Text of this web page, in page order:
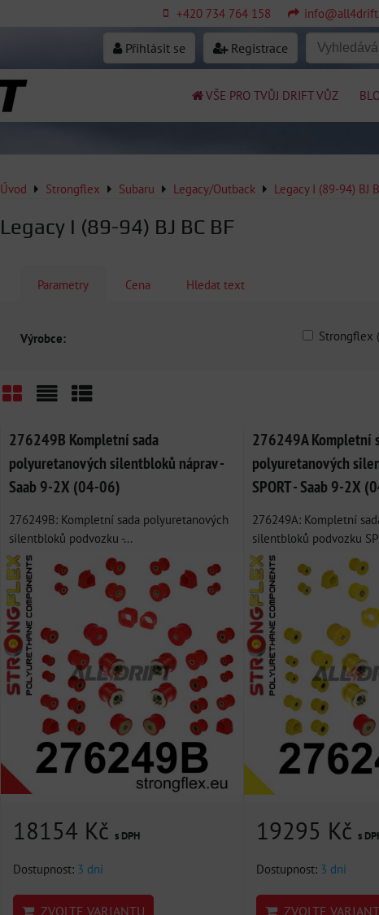
+420 734 764 158
Přihlásit se Registrace
VŠE PRO TVŮJ DRIFT VŮZ
Úvod Strongflex Subaru Legacy/Outback Legacy I (89-94) BJ
Legacy I (89-94) BJ BC BF
Parametry Cena Hledat text
Výrobce: Strongflex
276249B Kompletní sada
polyuretanových silentbloků náprav -
Saab 9-2X (04-06)
276249B: Kompletní sada polyuretanových
silentbloků podvozku -...
18154 Kč s DPH
Dostupnost: 3 dni
ZVOLTE VARIANTU
276249A Kompletní
polyuretanových
SPORT - Saab 9-2X
276249A: Kompletní
silentbloků podvozku
19295 Kč s
Dostupnost: 3 dni
ZVOLTE